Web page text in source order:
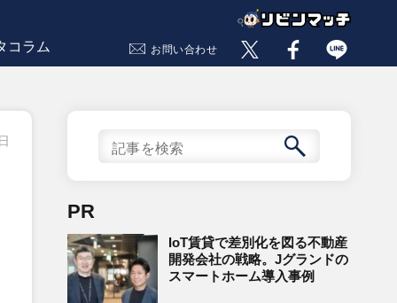
コラム お問い合わせ
PR
IoT賃貸で差別化を図る不動産
開発会社の戦略。Jグランドの
スマートホーム導入事例